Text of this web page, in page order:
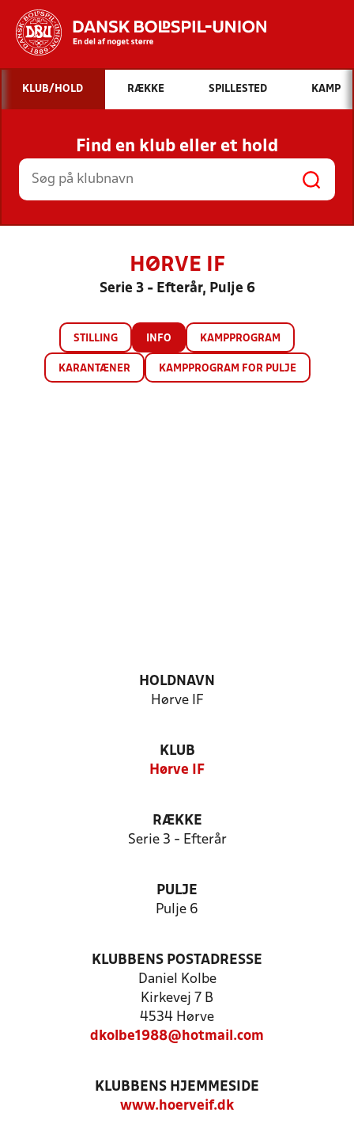
Hvad vil du søge efter?
INDHOLD OG NYHEDER
STILLINGER, RESULTATER, KLUBBER OG
HOLD
KLUB/HOLD RÆKKE SPILLESTED KAMP
Find en klub eller et hold
HØRVE IF
Serie 3 - Efterår, Pulje 6
STILLING INFO KAMPPROGRAM
KARANTÆNER KAMPPROGRAM FOR PULJE
HOLDNAVN
Hørve IF
KLUB
Hørve IF
RÆKKE
Serie 3 - Efterår
PULJE
Pulje 6
KLUBBENS POSTADRESSE
Daniel Kolbe
Kirkevej 7 B
4534 Hørve
dkolbe1988@hotmail.com
KLUBBENS HJEMMESIDE
www.hoerveif.dk